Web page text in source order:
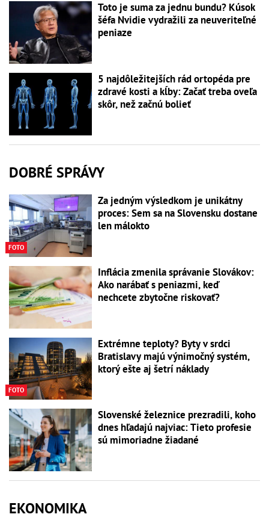
Toto je suma za jednu bundu? Kúsok
šéfa Nvidie vydražili za neuveriteľné
peniaze
5 najdôležitejších rád ortopéda pre
zdravé kosti a kĺby: Začať treba oveľa
skôr, než začnú bolieť
DOBRÉ SPRÁVY
FOTO
Za jedným výsledkom je unikátny
proces: Sem sa na Slovensku dostane
len málokto
Inflácia zmenila správanie Slovákov:
Ako narábať s peniazmi, keď
nechcete zbytočne riskovať?
FOTO
Extrémne teploty? Byty v srdci
Bratislavy majú výnimočný systém,
ktorý ešte aj šetrí náklady
Slovenské železnice prezradili, koho
dnes hľadajú najviac: Tieto profesie
sú mimoriadne žiadané
EKONOMIKA